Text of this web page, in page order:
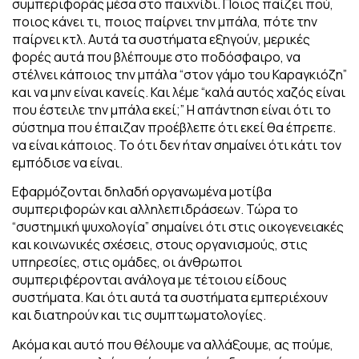
συμπεριφοράς μέσα στο παιχνίδι. Ποιος παίζει πού,
ποιος κάνει τι, ποιος παίρνει την μπάλα, πότε την
παίρνει κτλ. Αυτά τα συστήματα εξηγούν, μερικές
φορές αυτά που βλέπουμε στο ποδόσφαιρο, να
στέλνει κάποιος την μπάλα “στον γάμο του Καραγκιόζη”
και να μην είναι κανείς.Και λέμε “καλά αυτός χαζός είναι
που έστειλε την μπάλα εκεί;” Η απάντηση είναι ότι το
σύστημα που έπαιζαν προέβλεπε ότι εκεί θα έπρεπε.
να είναι κάποιος. Το ότι δεν ήταν σημαίνει ότι κάτι τον
εμπόδισε να είναι.
Εφαρμόζονται δηλαδή οργανωμένα μοτίβα
συμπεριφορών και αλληλεπιδράσεων. Τώρα το
“συστημική ψυχολογία” σημαίνει ότι στις οικογενειακές
και κοινωνικές σχέσεις, στους οργανισμούς, στις
υπηρεσίες, στις ομάδες, οι άνθρωποι
συμπεριφέρονται ανάλογα με τέτοιου είδους
συστήματα. Και ότι αυτά τα συστήματα εμπεριέχουν
και διατηρούν και τις συμπτωματολογίες.
Ακόμα και αυτό που θέλουμε να αλλάξουμε, ας πούμε,